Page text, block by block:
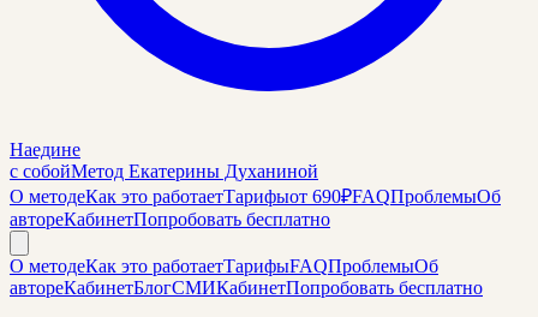
Наедине
с собойМетод Екатерины Духаниной
О методеКак это работаетТарифыот 690₽FAQПроблемыОб
автореКабинетПопробовать бесплатно
О методеКак это работаетТарифыFAQПроблемыОб
автореКабинетБлогСМИКабинетПопробовать бесплатно